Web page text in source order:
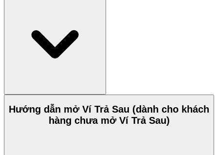
Hướng dẫn mở Ví Trả Sau (dành cho khách
hàng chưa mở Ví Trả Sau)